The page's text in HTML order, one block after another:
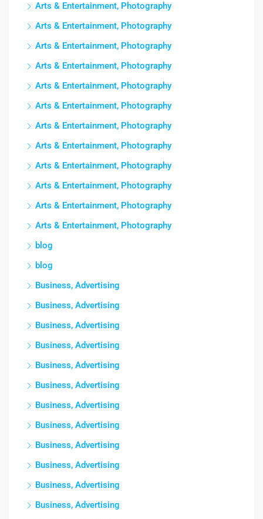
Arts & Entertainment, Photography
Arts & Entertainment, Photography
Arts & Entertainment, Photography
Arts & Entertainment, Photography
Arts & Entertainment, Photography
Arts & Entertainment, Photography
Arts & Entertainment, Photography
Arts & Entertainment, Photography
Arts & Entertainment, Photography
Arts & Entertainment, Photography
Arts & Entertainment, Photography
Arts & Entertainment, Photography
blog
blog
Business, Advertising
Business, Advertising
Business, Advertising
Business, Advertising
Business, Advertising
Business, Advertising
Business, Advertising
Business, Advertising
Business, Advertising
Business, Advertising
Business, Advertising
Business, Advertising